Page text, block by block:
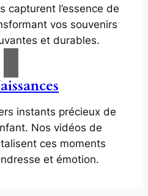
capturent l’essence de
vos souvenirs
et durables.
instants précieux de
Nos vidéos de
ces moments
et émotion.